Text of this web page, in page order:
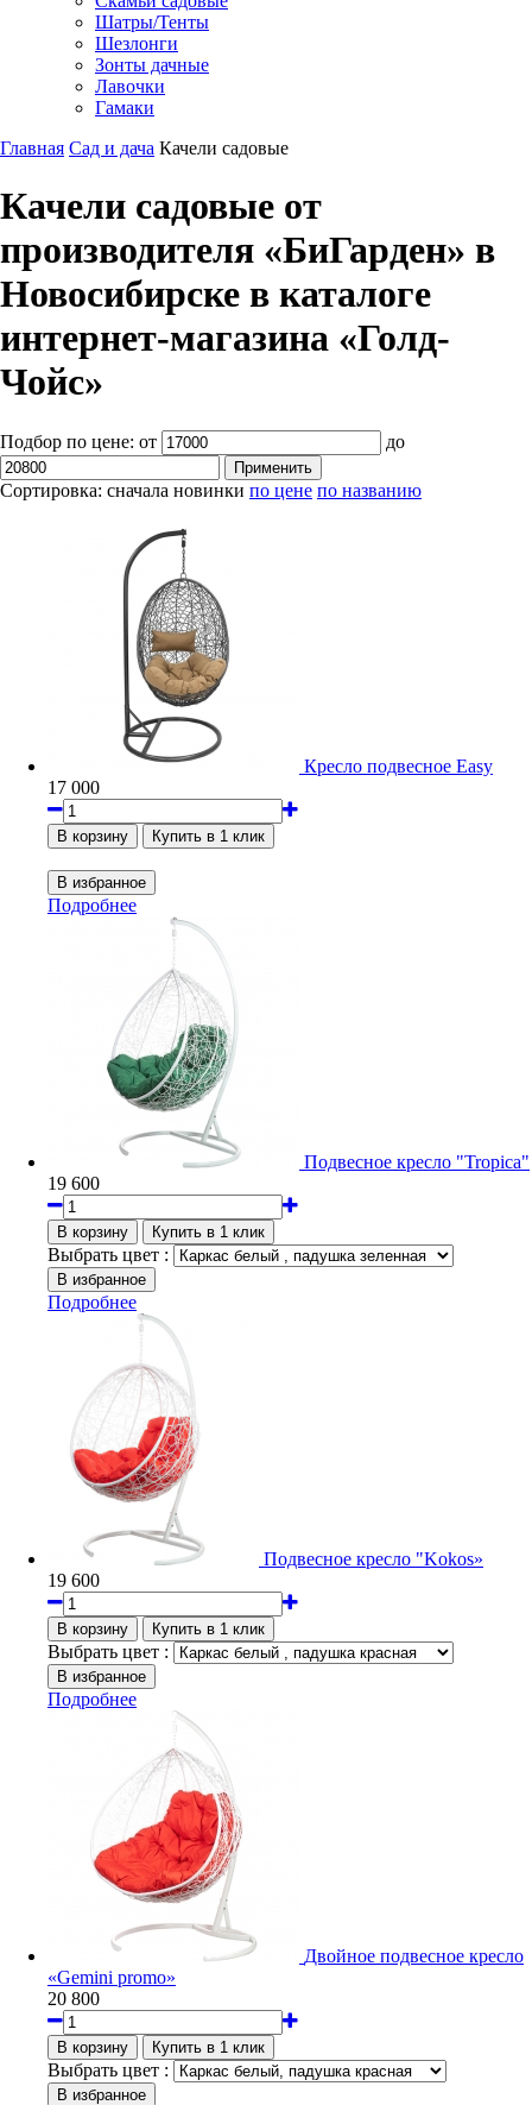
Шатры/Тенты
Шезлонги
Зонты дачные
Лавочки
Гамаки
Главная Сад и дача Качели садовые
Качели садовые от
производителя «БиГарден» в
Новосибирске в каталоге
интернет-магазина «Голд-
Чойс»
Подбор по цене: от до
Сортировка: сначала новинки по цене по названию
Кресло подвесное Easy
17 000
Подробнее
Подвесное кресло "Tropica"
19 600
Выбрать цвет :
Подробнее
Подвесное кресло "Kokos»
19 600
Выбрать цвет :
Подробнее
Двойное подвесное кресло
«Gemini promo»
20 800
Выбрать цвет :